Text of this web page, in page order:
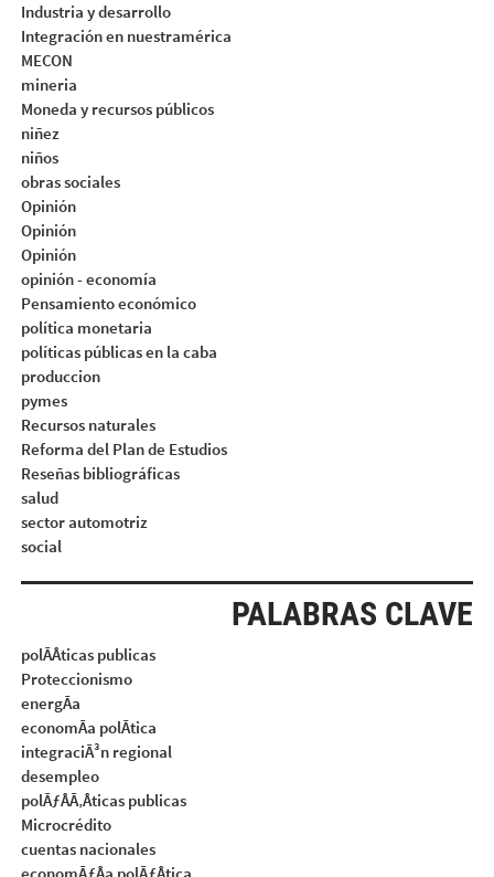
Industria y desarrollo
Integración en nuestramérica
MECON
mineria
Moneda y recursos públicos
niñez
niños
obras sociales
Opinión
Opinión
Opinión
opinión - economía
Pensamiento económico
política monetaria
políticas públicas en la caba
produccion
pymes
Recursos naturales
Reforma del Plan de Estudios
Reseñas bibliográficas
salud
sector automotriz
social
PALABRAS CLAVE
polÃÂticas publicas
Proteccionismo
energÃa
economÃa polÃtica
integraciÃ³n regional
desempleo
polÃƒÂÃ‚Âticas publicas
Microcrédito
cuentas nacionales